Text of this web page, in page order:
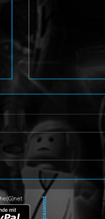
Angelic: Dark
düsterem
powered by